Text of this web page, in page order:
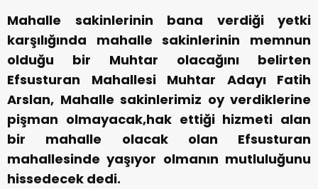
Mahalle sakinlerinin bana verdiği yetki
karşılığında mahalle sakinlerinin memnun
olduğu bir Muhtar olacağını belirten
Efsusturan Mahallesi Muhtar Adayı Fatih
Arslan, Mahalle sakinlerimiz oy verdiklerine
pişman olmayacak,hak ettiği hizmeti alan
bir mahalle olacak olan Efsusturan
mahallesinde yaşıyor olmanın mutluluğunu
hissedecek dedi.